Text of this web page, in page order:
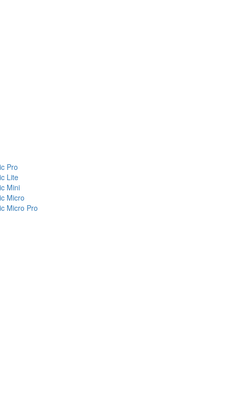
Pro
Lite
Mini
Micro
Micro Pro